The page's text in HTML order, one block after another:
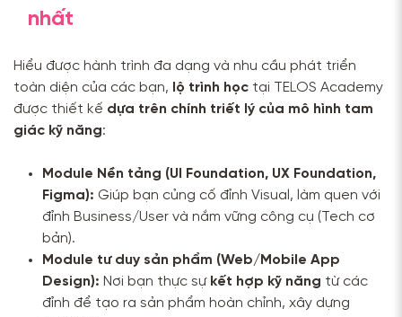
nhất
Hiểu được hành trình đa dạng và nhu cầu phát triển
toàn diện của các bạn, lộ trình học tại TELOS Academy
được thiết kế dựa trên chính triết lý của mô hình tam
giác kỹ năng:
Module Nền tảng (UI Foundation, UX Foundation,
Figma): Giúp bạn củng cố đỉnh Visual, làm quen với
đỉnh Business/User và nắm vững công cụ (Tech cơ
bản).
Module tư duy sản phẩm (Web/Mobile App
Design): Nơi bạn thực sự kết hợp kỹ năng từ các
đỉnh để tạo ra sản phẩm hoàn chỉnh, xây dựng